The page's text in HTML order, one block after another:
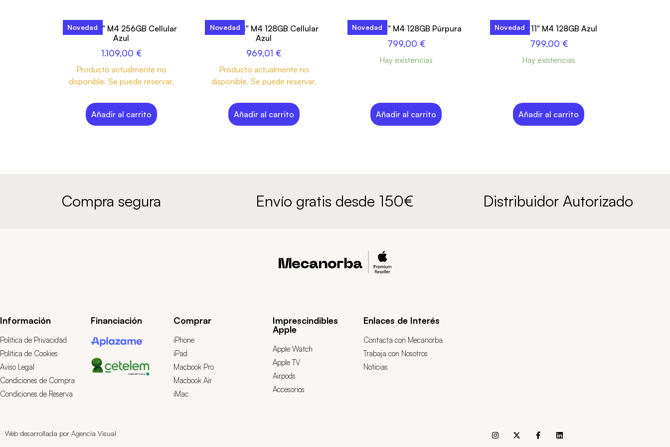
Novedad
iPad Air 11" M4 256GB Cellular
Azul
1.109,00 €
Producto actualmente no
disponible. Se puede reservar.
Añadir al carrito
Novedad
iPad Air 11" M4 128GB Cellular
Azul
969,01 €
Producto actualmente no
disponible. Se puede reservar.
Añadir al carrito
Novedad
iPad Air 11" M4 128GB Púrpura
799,00 €
Hay existencias
Añadir al carrito
Novedad
iPad Air 11" M4 128GB Azul
799,00 €
Hay existencias
Añadir al carrito
Compra segura Envío gratis desde 150€ Distribuidor Autorizado
Información
Política de Privacidad
Política de Cookies
Aviso Legal
Condiciones de Compra
Condiciones de Reserva
Financiación Comprar
iPhone
iPad
Macbook Pro
Macbook Air
iMac
Imprescindibles
Apple
Apple Watch
Apple TV
Airpods
Accesorios
Enlaces de Interés
Contacta con Mecanorba
Trabaja con Nosotros
Noticias
Web desarrollada por Agencia Visual